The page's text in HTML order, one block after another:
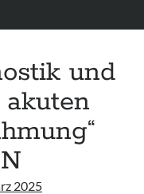
– Bildgebende
– Bildgebende
und
2025